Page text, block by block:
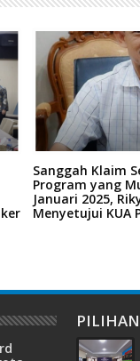
Sanggah Klaim
Program yang
Januari 2025,
Menyetujui KUA
PILIHAN